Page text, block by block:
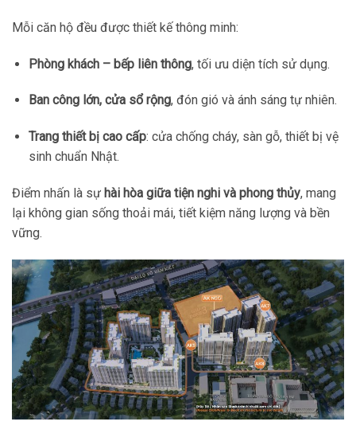
Mỗi căn hộ đều được thiết kế thông minh:
Phòng khách – bếp liên thông, tối ưu diện tích sử dụng.
Ban công lớn, cửa sổ rộng, đón gió và ánh sáng tự nhiên.
Trang thiết bị cao cấp: cửa chống cháy, sàn gỗ, thiết bị vệ
sinh chuẩn Nhật.
Điểm nhấn là sự hài hòa giữa tiện nghi và phong thủy, mang
lại không gian sống thoải mái, tiết kiệm năng lượng và bền
vững.